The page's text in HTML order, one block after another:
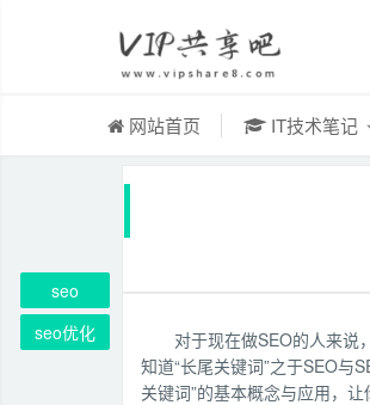
网站首页 IT技术笔记
seo
seo优化
对于现在做SEO的人来说
知道“长尾关键词”之于SEO与
关键词”的基本概念与应用，